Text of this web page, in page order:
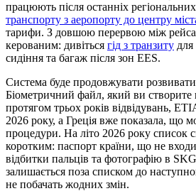
працюють після останніх
транспорту з аеропорту до центру
тарифи. З довшою перервою між
керованим: дивіться гід з транзиту для
сидіння та багаж після зон EES.
Система буде продовжувати
Біометричний файл, який ви створите
протягом трьох років відвідувань,
2026 року, а Греція вже показала, що
процедури. На літо 2026 року список
коротким: паспорт країни, що не
відбитки пальців та фотографію в
залишається поза списком до
не побачать жодних змін.